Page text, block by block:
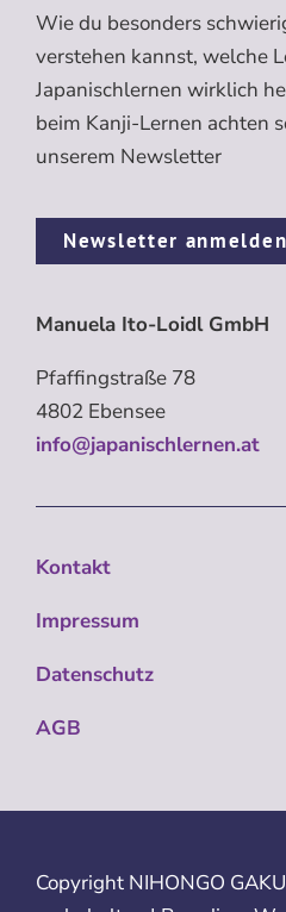
Wie du besonders
verstehen kannst, welche
Japanischlernen wirklich
beim Kanji-Lernen achten
unserem Newsletter
Newsletter anmelden
Manuela Ito-Loidl GmbH
Pfaffingstraße 78
4802 Ebensee
info@japanischlernen.at
Kontakt
Impressum
Datenschutz
AGB
Copyright NIHONGO